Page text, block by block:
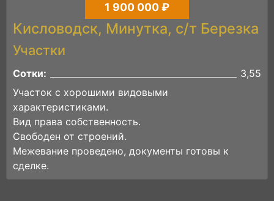
1 900 000 ₽
Кисловодск, Минутка, с/т Березка
Участки
Сотки:
3,55
Участок с хорошими видовыми
характеристиками.
Вид права собственность.
Свободен от строений.
Межевание проведено, документы готовы к
сделке.